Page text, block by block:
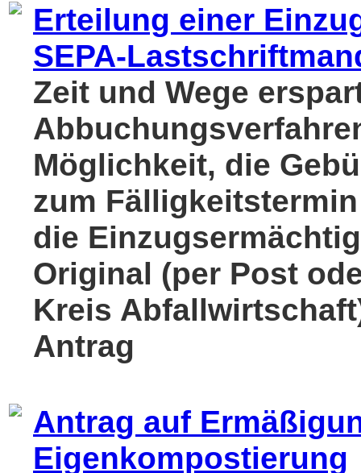
Erteilung einer
SEPA-
Zeit und Wege
Möglichkeit, die
zum
die
Original (per Post
Kreis
Antrag
Antrag auf
Eigenkompostierung